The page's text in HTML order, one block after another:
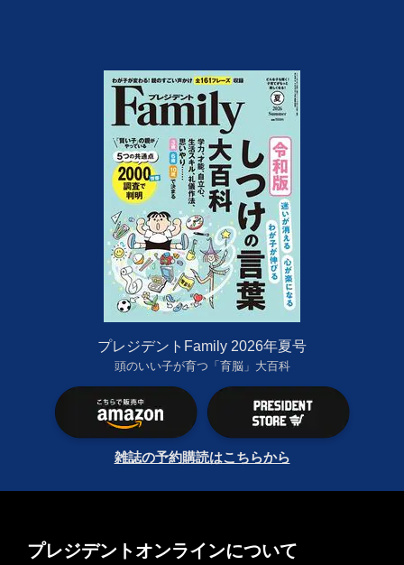
プレジデントFamily 2026年夏号
頭のいい子が育つ「育脳」大百科
雑誌の予約購読はこちらから
プレジデントオンラインについて